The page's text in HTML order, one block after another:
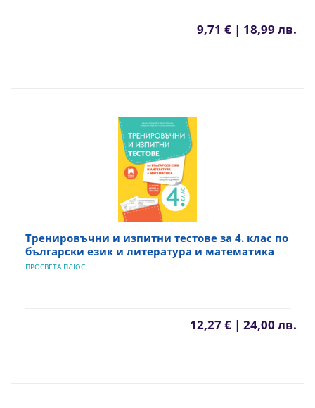
9,71 € | 18,99 лв.
Тренировъчни и изпитни тестове за 4. клас по
български език и литература и математика
ПРОСВЕТА ПЛЮС
12,27 € | 24,00 лв.